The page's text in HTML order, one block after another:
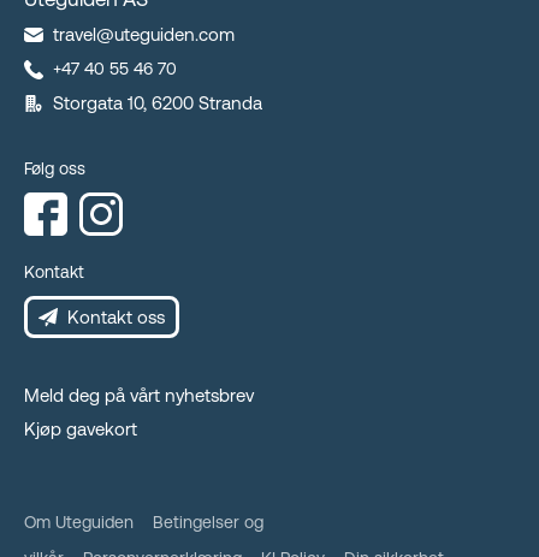
travel@uteguiden.com
+47 40 55 46 70
Storgata 10, 6200 Stranda
Følg oss
Kontakt
Kontakt oss
Meld deg på vårt nyhetsbrev
Kjøp gavekort
Om Uteguiden
Betingelser og